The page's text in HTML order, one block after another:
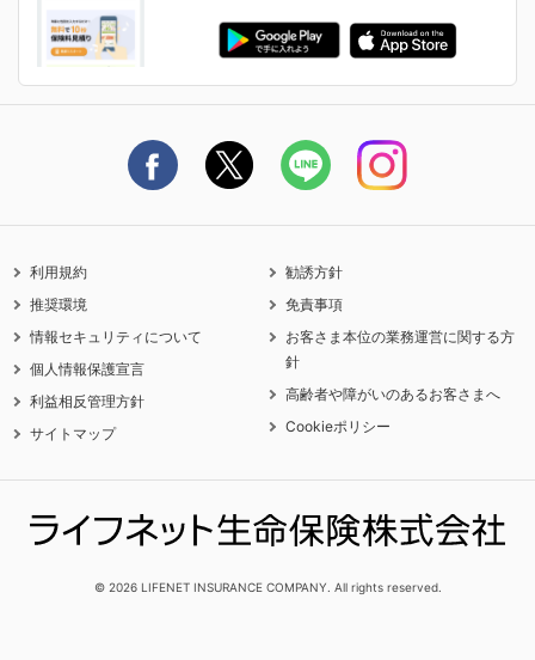
ご契約の流れと必要書類
保険料の支払い方法
生命保険料控除に関するご案内
ライフネット生命のCMページ
ライフネット生命公式note
利用規約
推奨環境
情報セキュリティについて
個人情報保護宣言
利益相反管理方針
サイトマップ
勧誘方針
免責事項
お客さま本位の業務運営に関する方
針
高齢者や障がいのあるお客さまへ
Cookieポリシー
© 2026 LIFENET INSURANCE COMPANY. All rights reserved.